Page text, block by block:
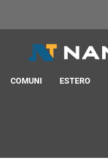
COMUNI ESTERO